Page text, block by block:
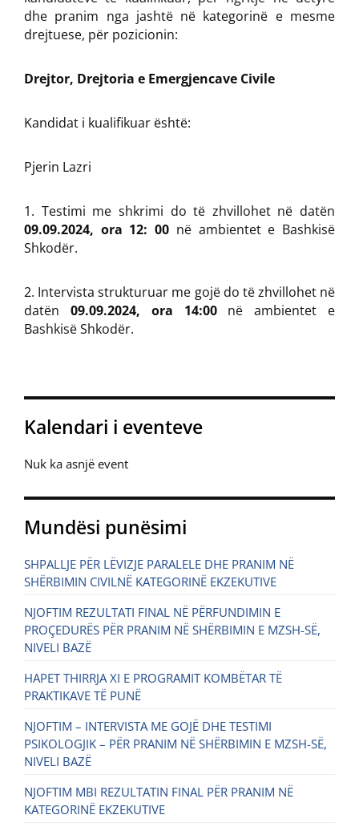
dhe pranim nga jashtë në kategorinë e mesme
drejtuese, për pozicionin:
Drejtor, Drejtoria e Emergjencave Civile
Kandidat i kualifikuar është:
Pjerin Lazri
Testimi me shkrimi do të zhvillohet në datën
09.09.2024, ora 12: 00 në ambientet e Bashkisë
Shkodër.
2. Intervista strukturuar me gojë do të zhvillohet në
datën 09.09.2024, ora 14:00në ambientet e
Bashkisë Shkodër.
Kalendari i eventeve
Nuk ka asnjë event
Mundësi punësimi
SHPALLJE PËR LËVIZJE PARALELE DHE PRANIM NË
SHËRBIMIN CIVILNË KATEGORINË EKZEKUTIVE
NJOFTIM REZULTATI FINAL NË PËRFUNDIMIN E
PROÇEDURËS PËR PRANIM NË SHËRBIMIN E MZSH-SË,
NIVELI BAZË
HAPET THIRRJA XI E PROGRAMIT KOMBËTAR TË
PRAKTIKAVE TË PUNË
NJOFTIM – INTERVISTA ME GOJË DHE TESTIMI
PSIKOLOGJIK – PËR PRANIM NË SHËRBIMIN E MZSH-SË,
NIVELI BAZË
NJOFTIM MBI REZULTATIN FINAL PËR PRANIM NË
KATEGORINË EKZEKUTIVE